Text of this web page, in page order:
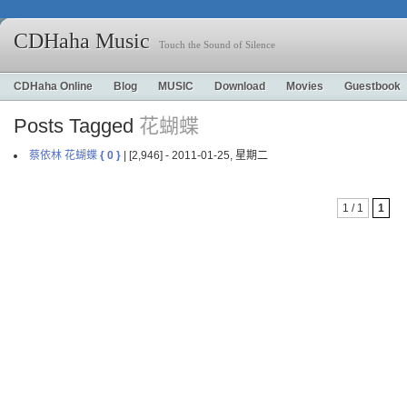
CDHaha Music Touch the Sound of Silence
CDHaha Online Blog MUSIC Download Movies Guestbook
Posts Tagged 花蝴蝶
蔡依林 花蝴蝶 { 0 } | [2,946] - 2011-01-25, 星期二
1 / 1 1